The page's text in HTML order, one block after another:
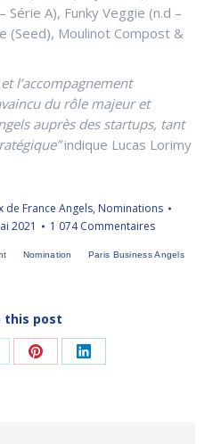
Série A), Funky Veggie (n.d –
(Seed), Moulinot Compost &
l’accompagnement
du rôle majeur et
auprès des startups, tant
indique Lucas Lorimy
de France Angels, Nominations
2021
1 074 Commentaires
Nomination Paris Business Angels
this post
PartagerPartager